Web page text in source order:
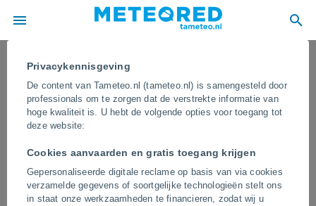
Privacykennisgeving
De content van Tameteo.nl (tameteo.nl) is samengesteld door
professionals om te zorgen dat de verstrekte informatie van
hoge kwaliteit is. U hebt de volgende opties voor toegang tot
deze website:
Cookies aanvaarden en gratis toegang krijgen
Gepersonaliseerde digitale reclame op basis van via cookies
verzamelde gegevens of soortgelijke technologieën stelt ons
in staat onze werkzaamheden te financieren, zodat wij u